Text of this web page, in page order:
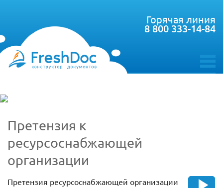
toggle
Горячая линия
8 800 333-14-84
Претензия к
ресурсоснабжающей
организации
Претензия ресурсоснабжающей организации